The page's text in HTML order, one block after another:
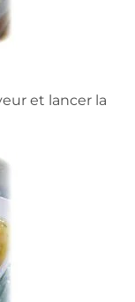
et lancer la